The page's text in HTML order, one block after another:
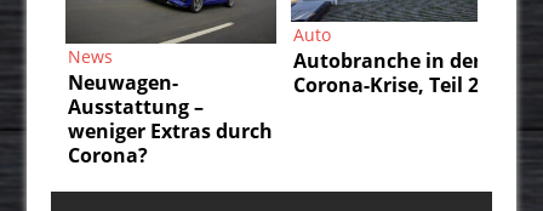
durch
Autobranche in der
Corona-Krise, Teil 2
Auto
Autobranche in der
Corona-Krise, Teil 1